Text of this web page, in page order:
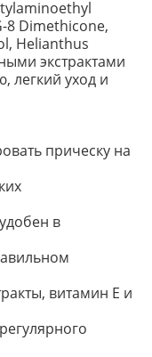
8 Dimethicone,
Helianthus
экстрактами
легкий уход и
прическу на
в
витамин E и